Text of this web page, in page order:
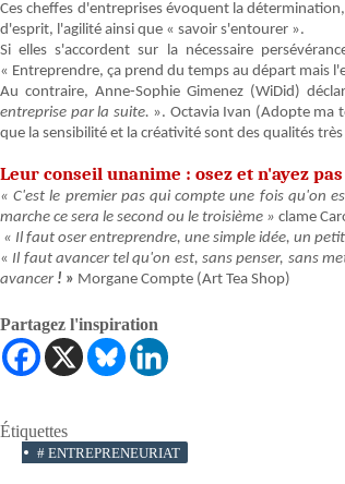
Ces cheffes d'entreprises évoquent la
d'esprit, l'agilité ainsi que « savoir s'entourer ».
Si elles s'accordent sur la nécessaire
« Entreprendre, ça prend du temps au départ mais
Au contraire, Anne-Sophie Gimenez (WiDid)
entreprise par la suite. ». Octavia Ivan (Adopte ma
que la sensibilité et la créativité sont des qualités
Leur conseil unanime : osez et n'ayez
« C'est le premier pas qui compte une fois qu'on
marche ce sera le second ou le troisième » clame
« Il faut oser entreprendre, une simple idée, un
« Il faut avancer tel qu'on est, sans penser, sans
avancer ! » Morgane Compte (Art Tea Shop)
Partagez l'inspiration
Étiquettes
# ENTREPRENEURIAT